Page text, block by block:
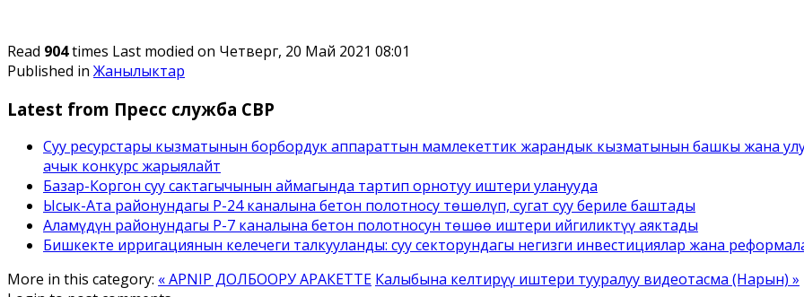
Read 904times Last modified on Четверг, 20 Май 2021 08:01
Published in Жанылыктар
Latest from Пресс служба СВР
Суу ресурстары кызматынын борбордук аппараттын мамлекеттик жарандык кызматынын башкы жана
ачык конкурс жарыялайт
Базар-Коргон суу сактагычынын аймагында тартип орнотуу иштери уланууда
Ысык-Ата районундагы Р-24 каналына бетон полотносу төшөлүп, сугат суу бериле баштады
Аламүдүн районундагы Р-7 каналына бетон полотносун төшөө иштери ийгиликтүү аяктады
Бишкекте ирригациянын келечеги талкууланды: суу секторундагы негизги инвестициялар жана
More in this category: « APNIP ДОЛБООРУ АРАКЕТТЕ Калыбына келтирүү иштери тууралуу видеотасма (Нарын) »